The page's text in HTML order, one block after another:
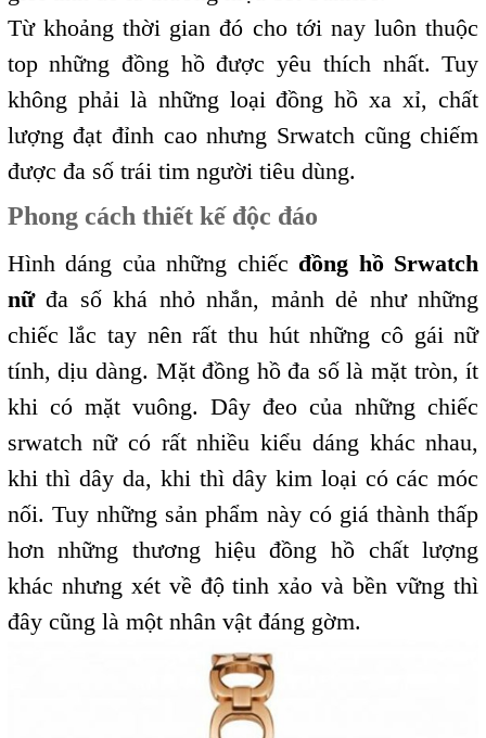
Từ khoảng thời gian đó cho tới nay luôn thuộc
top những đồng hồ được yêu thích nhất. Tuy
không phải là những loại đồng hồ xa xỉ, chất
lượng đạt đỉnh cao nhưng Srwatch cũng chiếm
được đa số trái tim người tiêu dùng.
Phong cách thiết kế độc đáo
Hình dáng của những chiếc đồng hồ Srwatch
nữđa số khá nhỏ nhắn, mảnh dẻ như những
chiếc lắc tay nên rất thu hút những cô gái nữ
tính, dịu dàng. Mặt đồng hồ đa số là mặt tròn, ít
khi có mặt vuông. Dây đeo của những chiếc
srwatch nữ có rất nhiều kiểu dáng khác nhau,
khi thì dây da, khi thì dây kim loại có các móc
nối. Tuy những sản phẩm này có giá thành thấp
hơn những thương hiệu đồng hồ chất lượng
khác nhưng xét về độ tinh xảo và bền vững thì
đây cũng là một nhân vật đáng gờm.